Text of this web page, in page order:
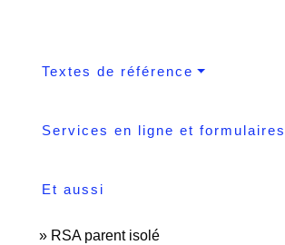
Textes de référence
Services en ligne et formulaires
Et aussi
RSA parent isolé